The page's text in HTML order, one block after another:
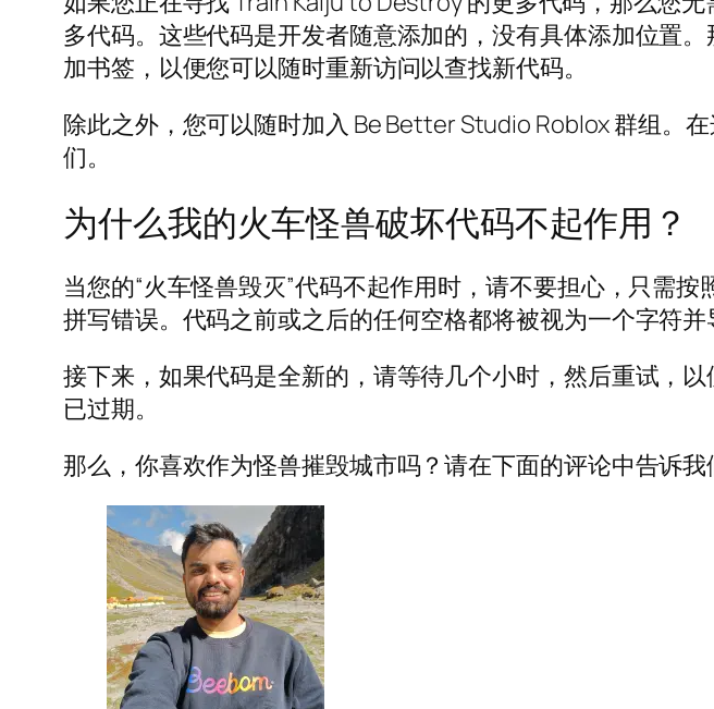
多代码。这些代码是开发者随意添加的，没有具体添加位置
加书签，以便您可以随时重新访问以查找新代码。
除此之外，您可以随时加入 Be Better Studio Roblox 群组。
们。
为什么我的火车怪兽破坏代码不起作用？
当您的“火车怪兽毁灭”代码不起作用时，请不要担心，只需
拼写错误。代码之前或之后的任何空格都将被视为一个字符
接下来，如果代码是全新的，请等待几个小时，然后重试，
已过期。
那么，你喜欢作为怪兽摧毁城市吗？请在下面的评论中告诉我